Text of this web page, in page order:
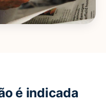
é indicada